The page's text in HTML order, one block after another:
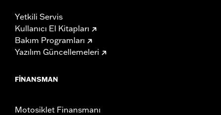
Yetkili Servis
Kullanıcı El Kitapları
Bakım Programları
Yazılım Güncellemeleri
FINANSMAN
Motosiklet Finansmanı